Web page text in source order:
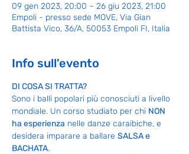
09 gen 2023, 20:00 – 26 giu 2023, 21:00
Empoli - presso sede MOVE, Via Gian
Battista Vico, 36/A, 50053 Empoli FI, Italia
Info sull'evento
DI COSA SI TRATTA?
Sono i balli popolari più conosciuti a livello
mondiale. Un corso studiato per chi NON
ha esperienza nelle danze caraibiche, e
desidera imparare a ballare SALSA e
BACHATA.